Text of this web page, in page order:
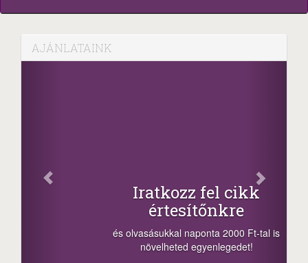
AJÁNLATAINK
Iratkozz fel cikk
értesítőnkre
és olvasásukkal naponta 2000 Ft-tal is
növelheted egyenlegedet!